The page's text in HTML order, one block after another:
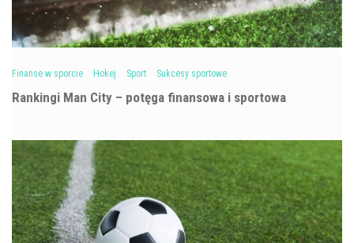
Finanse w sporcie Hokej Sport Sukcesy sportowe
Rankingi Man City – potęga finansowa i sportowa